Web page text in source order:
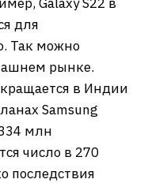
для
Так можно
рынке.
в Индии
Samsung
млн
число в 270
последствия